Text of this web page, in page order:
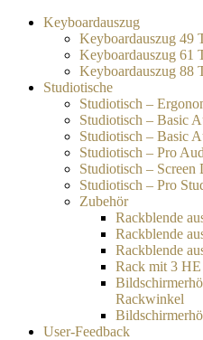
Keyboardauszug
Keyboardauszug 49
Keyboardauszug 61
Keyboardauszug 88
Studiotische
Studiotisch –
Studiotisch – Basic
Studiotisch – Basic
Studiotisch – Pro
Studiotisch – Screen
Studiotisch – Pro
Zubehör
Rackblende
Rackblende
Rackblende
Rack mit 3 HE
Rackwinkel
User-Feedback